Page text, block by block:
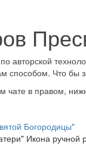
авторской
Что бы
чате в правом,
Богородицы"
Икона